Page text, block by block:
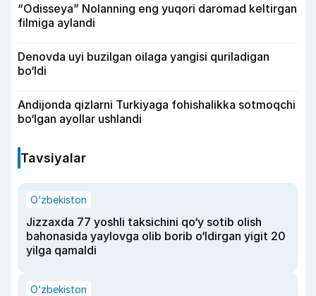
“Odisseya” Nolanning eng yuqori daromad keltirgan
filmiga aylandi
Denovda uyi buzilgan oilaga yangisi quriladigan
bo‘ldi
Andijonda qizlarni Turkiyaga fohishalikka sotmoqchi
bo‘lgan ayollar ushlandi
Tavsiyalar
O‘zbekiston
Jizzaxda 77 yoshli taksichini qo‘y sotib olish
bahonasida yaylovga olib borib o‘ldirgan yigit 20
yilga qamaldi
O‘zbekiston